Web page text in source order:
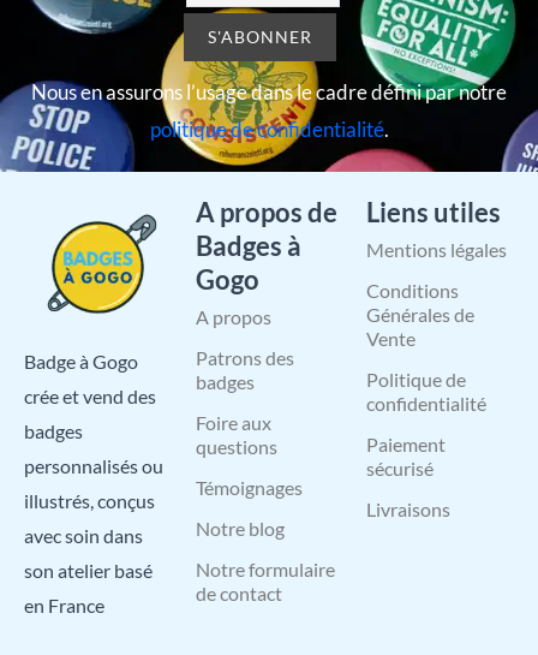
Nous en assurons l’usage dans le cadre défini par notre
politique de confidentialité.
Badge à Gogo
crée et vend des
badges
personnalisés ou
illustrés, conçus
avec soin dans
son atelier basé
en France
A propos de
Badges à
Gogo
A propos
Patrons des
badges
Foire aux
questions
Témoignages
Notre blog
Notre formulaire
de contact
Liens utiles
Mentions légales
Conditions
Générales de
Vente
Politique de
confidentialité
Paiement
sécurisé
Livraisons